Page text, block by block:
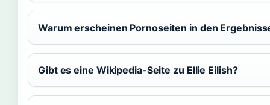
Warum erscheinen Pornoseiten in den
Gibt es eine Wikipedia-Seite zu Ellie Eilish?